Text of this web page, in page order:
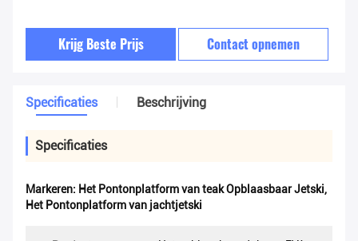
Krijg Beste Prijs Contact opnemen
Specificaties Beschrijving
Specificaties
Markeren: Het Pontonplatform van teak Opblaasbaar Jetski,
Het Pontonplatform van jachtjetski